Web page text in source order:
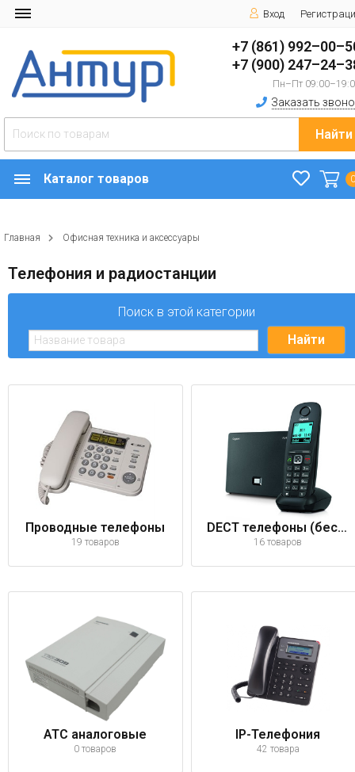
Вход
+7 (861)
+7 (900)
Пн–Пт
Заказать
Найти
Каталог товаров
Главная Офисная техника и аксессуары
Телефония и радиостанции
Поиск в этой категории
Проводные телефоны
19 товаров
DECT телефоны (беспроводные)
16 товаров
АТС аналоговые
0 товаров
IP-Телефония
42 товара